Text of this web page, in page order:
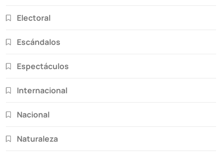
Electoral
Escándalos
Espectáculos
Internacional
Nacional
Naturaleza